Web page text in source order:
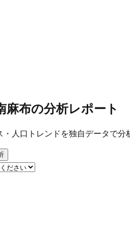
麻布の分析レポート
人口トレンドを独自データで分